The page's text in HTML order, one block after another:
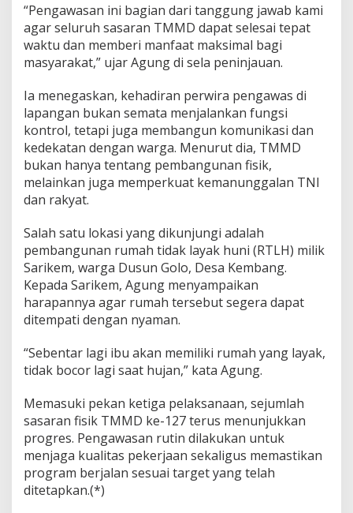
u
n
g
e
a
p
a
g
a
n
“Pengawasan ini bagian dari tanggung jawab kami
agar seluruh sasaran TMMD dapat selesai tepat
waktu dan memberi manfaat maksimal bagi
masyarakat,” ujar Agung di sela peninjauan.
Ia menegaskan, kehadiran perwira pengawas di
lapangan bukan semata menjalankan fungsi
kontrol, tetapi juga membangun komunikasi dan
kedekatan dengan warga. Menurut dia, TMMD
bukan hanya tentang pembangunan fisik,
melainkan juga memperkuat kemanunggalan TNI
dan rakyat.
Salah satu lokasi yang dikunjungi adalah
pembangunan rumah tidak layak huni (RTLH) milik
Sarikem, warga Dusun Golo, Desa Kembang.
Kepada Sarikem, Agung menyampaikan
harapannya agar rumah tersebut segera dapat
ditempati dengan nyaman.
“Sebentar lagi ibu akan memiliki rumah yang layak,
tidak bocor lagi saat hujan,” kata Agung.
Memasuki pekan ketiga pelaksanaan, sejumlah
sasaran fisik TMMD ke-127 terus menunjukkan
progres. Pengawasan rutin dilakukan untuk
menjaga kualitas pekerjaan sekaligus memastikan
program berjalan sesuai target yang telah
ditetapkan.(*)